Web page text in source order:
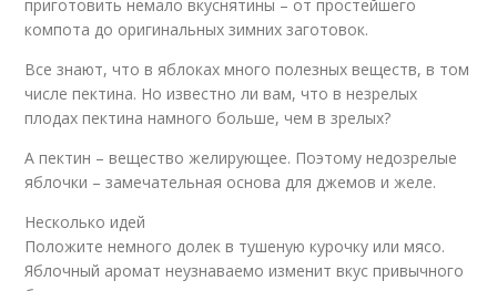
приготовить немало вкуснятины – от простейшего
компота до оригинальных зимних заготовок.
Все знают, что в яблоках много полезных веществ, в том
числе пектина. Но известно ли вам, что в незрелых
плодах пектина намного больше, чем в зрелых?
А пектин – вещество желирующее. Поэтому недозрелые
яблочки – замечательная основа для джемов и желе.
Несколько идей
Положите немного долек в тушеную курочку или мясо.
Яблочный аромат неузнаваемо изменит вкус привычного